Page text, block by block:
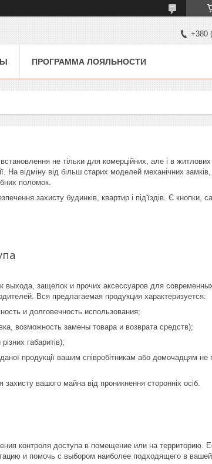
+380
ПРОГРАММА ЛОЯЛЬНОСТИ
не тільки для комерційних, але і в
відміну від більш старих моделей механічних замків,
поломок.
захисту будинків, квартир і під'їздів. Є кнопки,
защелок и прочих аксессуаров для
Вся предлагаемая продукция характеризуется:
и долговечность использования;
возможность замены товара и возврата средств);
габаритів);
продукції вашим співробітникам або домочадцям не
вашого майна від проникнення сторонніх осіб.
контроля доступа в помещение или на территорию.
и помочь с выбором наиболее подходящего в